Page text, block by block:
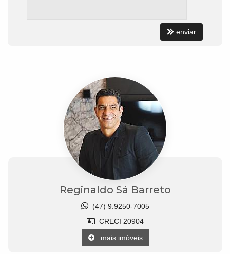
enviar
Reginaldo Sá Barreto
(47) 9.9250-7005
CRECI 20904
mais imóveis